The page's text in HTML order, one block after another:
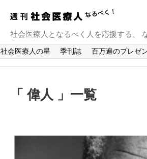
社会医療人となるべく人を応援する、
社会医療人の星 季刊誌 百万遍のプレゼ
「 偉人 」一覧